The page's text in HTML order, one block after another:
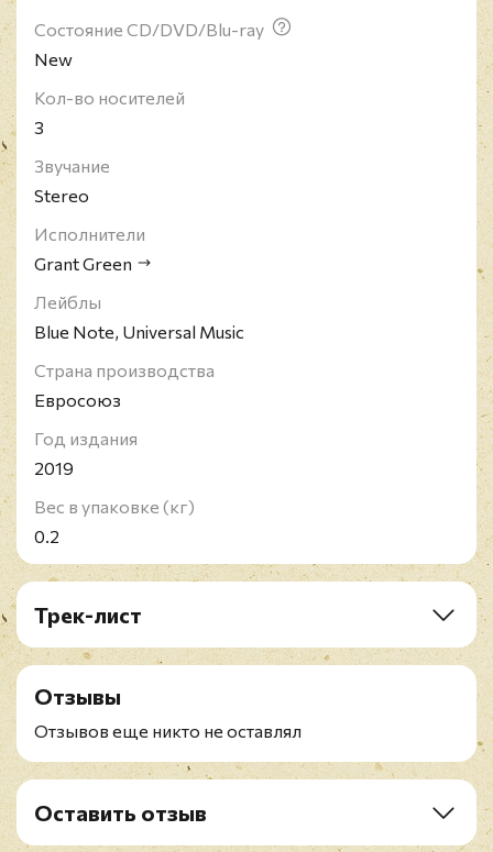
Состояние CD/DVD/Blu-ray
New
Кол-во носителей
3
Звучание
Stereo
Исполнители
Grant Green
Лейблы
Blue Note, Universal Music
Страна производства
Евросоюз
Год издания
2019
Вес в упаковке (кг)
0.2
Трек-лист
CD1: Green Street (1961)
CD2: Am I Blue (1964)
CD3: Live At Club Mozambique (2006)
Отзывы
Отзывов еще никто не оставлял
Оставить отзыв